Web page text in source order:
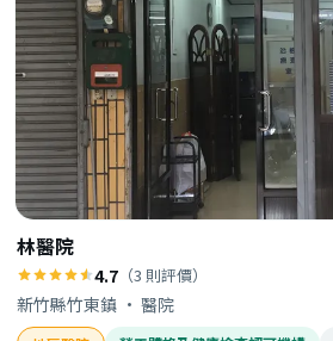
林醫院
4.7 （3 則評價）
新竹縣竹東鎮 · 醫院